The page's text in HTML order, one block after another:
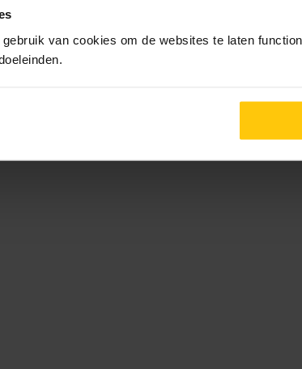
van cookies om de websites te laten